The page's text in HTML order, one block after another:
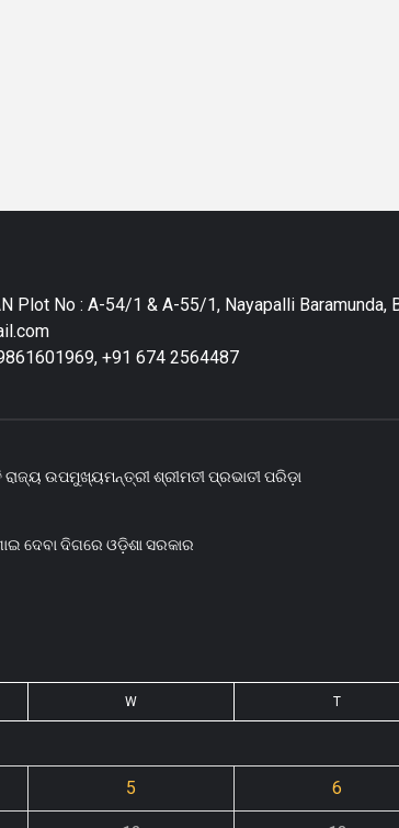
Plot No : A-54/1 & A-55/1, Nayapalli Baramunda,
+91 674 2564487
ଉପମୁଖ୍ୟମନ୍ତ୍ରୀ ଶ୍ରୀମତୀ ପ୍ରଭାତୀ ପରିଡ଼ା
ଦେବା ଦିଗରେ ଓଡ଼ିଶା ସରକାର
W T
5 6